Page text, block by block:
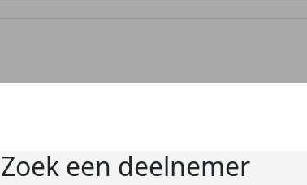
Zoek een deelnemer